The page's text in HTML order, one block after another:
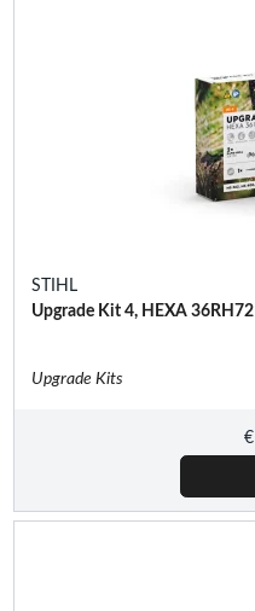
STIHL
Upgrade Kit 4, HEXA 36RH72
Upgrade Kits
€